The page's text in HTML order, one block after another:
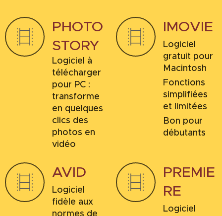
PHOTO
STORY
Logiciel à
télécharger
pour PC :
transforme
en quelques
clics des
photos en
vidéo
IMOVIE
Logiciel
gratuit pour
Macintosh
Fonctions
simplifiées
et limitées
Bon pour
débutants
AVID
Logiciel
fidèle aux
normes de
PREMIE
RE
Logiciel